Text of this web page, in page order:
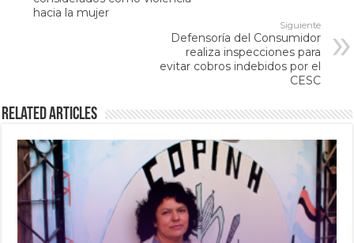
hacia la mujer
Siguiente
Defensoría del Consumidor
realiza inspecciones para
evitar cobros indebidos por el
CESC
Related Articles